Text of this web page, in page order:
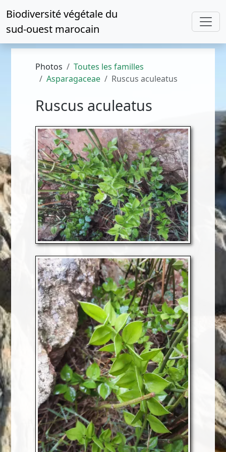
Biodiversité végétale du
sud-ouest marocain
Photos
Toutes les familles
Asparagaceae
Ruscus aculeatus
Ruscus aculeatus